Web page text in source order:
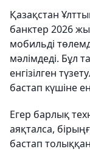
Қазақстан
банктер 2026
мобильді
мәлімдеді. Бұл
енгізілген
бастап күшіне
Егер барлық
аяқталса,
бастап